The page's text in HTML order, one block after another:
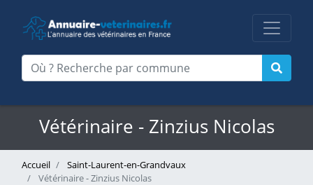
Vétérinaire - Zinzius Nicolas
Accueil
Saint-Laurent-en-Grandvaux
Vétérinaire - Zinzius Nicolas